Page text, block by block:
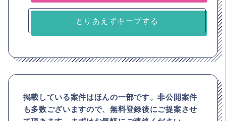
とりあえずキープする
掲載している案件はほんの一部です。非公開案件
も多数ございますので、無料登録後にご提案させ